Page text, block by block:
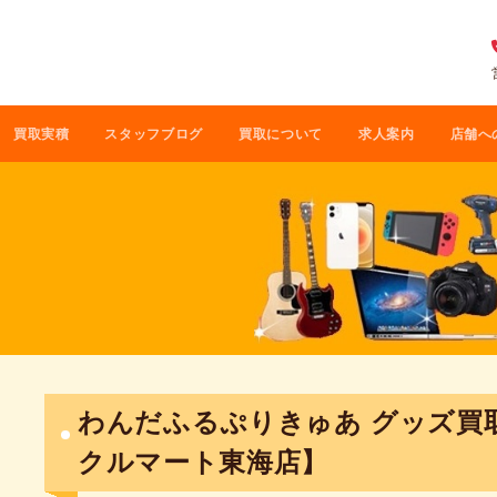
買取実積 スタッフブログ 買取について 求人案内 店舗へ
わんだふるぷりきゅあ グッズ買
クルマート東海店】